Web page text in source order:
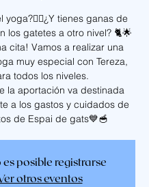
yoga?🧘‍♀️¿Y tienes ganas de
los gatetes a otro nivel? 🐈🌟
cita! Vamos a realizar una
muy especial con Tereza,
todos los niveles.
la aportación va destinada
a los gastos y cuidados de
de Espai de gats💙🥣
es posible registrarse
otros eventos